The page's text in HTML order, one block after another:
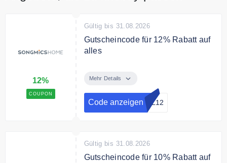
12%
COUPON
Gültig bis 31.08.2026
Gutscheincode für 12% Rabatt auf
alles
Gutscheincode 12% auf alle
Bedingungen
Mehr Details
Code anzeigen OL12
Gültig bis 31.08.2026
Gutscheincode für 10% Rabatt auf